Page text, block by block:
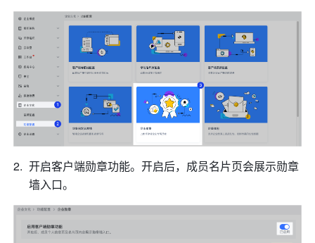
开启客户端勋章功能。开启后，成员名片页会展示勋章
墙入口。